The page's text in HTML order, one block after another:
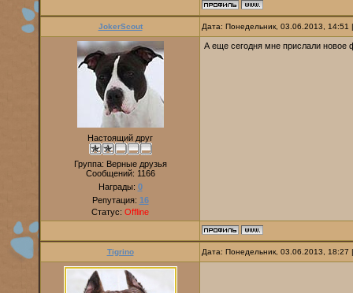
JokerScout Дата: Понедельник, 03.06.2013,
Настоящий друг
Группа: Верные друзья
Сообщений: 1166
Награды: 0
Репутация: 16
Статус: Offline
А еще сегодня мне прислали новое
Tigrino Дата: Понедельник, 03.06.2013,